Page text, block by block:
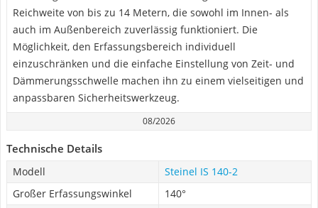
Reichweite von bis zu 14 Metern, die sowohl im Innen- als
auch im Außenbereich zuverlässig funktioniert. Die
Möglichkeit, den Erfassungsbereich individuell
einzuschränken und die einfache Einstellung von Zeit- und
Dämmerungsschwelle machen ihn zu einem vielseitigen und
anpassbaren Sicherheitswerkzeug.
08/2026
Technische Details
Modell
Steinel IS 140-2
Großer Erfassungswinkel
140°